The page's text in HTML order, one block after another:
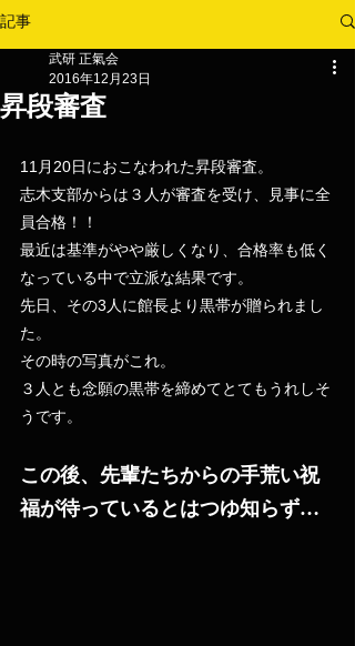
記事
昇段審査
武研 正氣会
2016年12月23日
11月20日におこなわれた昇段審査。
志木支部からは３人が審査を受け、見事に全
員合格！！
最近は基準がやや厳しくなり、合格率も低く
なっている中で立派な結果です。
先日、その3人に館長より黒帯が贈られまし
た。
その時の写真がこれ。
３人とも念願の黒帯を締めてとてもうれしそ
うです。
この後、先輩たちからの手荒い祝
福が待っているとはつゆ知らず…